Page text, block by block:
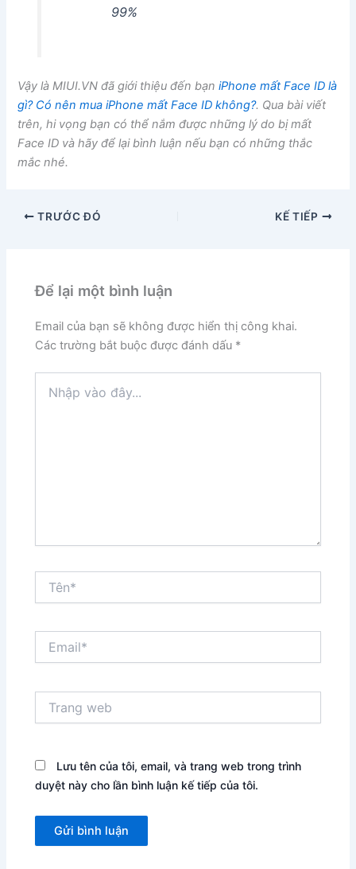
99%
Vậy là MIUI.VN đã giới thiệu đến bạniPhone mất Face ID là
gì? Có nên mua iPhone mất Face ID không?. Qua bài viết
trên, hi vọng bạn có thể nắm được những lý do bị mất
Face ID và hãy để lại bình luận nếu bạn có những thắc
mắc nhé.
TRƯỚC ĐÓ KẾ TIẾP
Để lại một bình luận
Email của bạn sẽ không được hiển thị công khai.
Các trường bắt buộc được đánh dấu *
vào
web
Lưu tên của tôi, email, và trang web trong trình
duyệt này cho lần bình luận kế tiếp của tôi.